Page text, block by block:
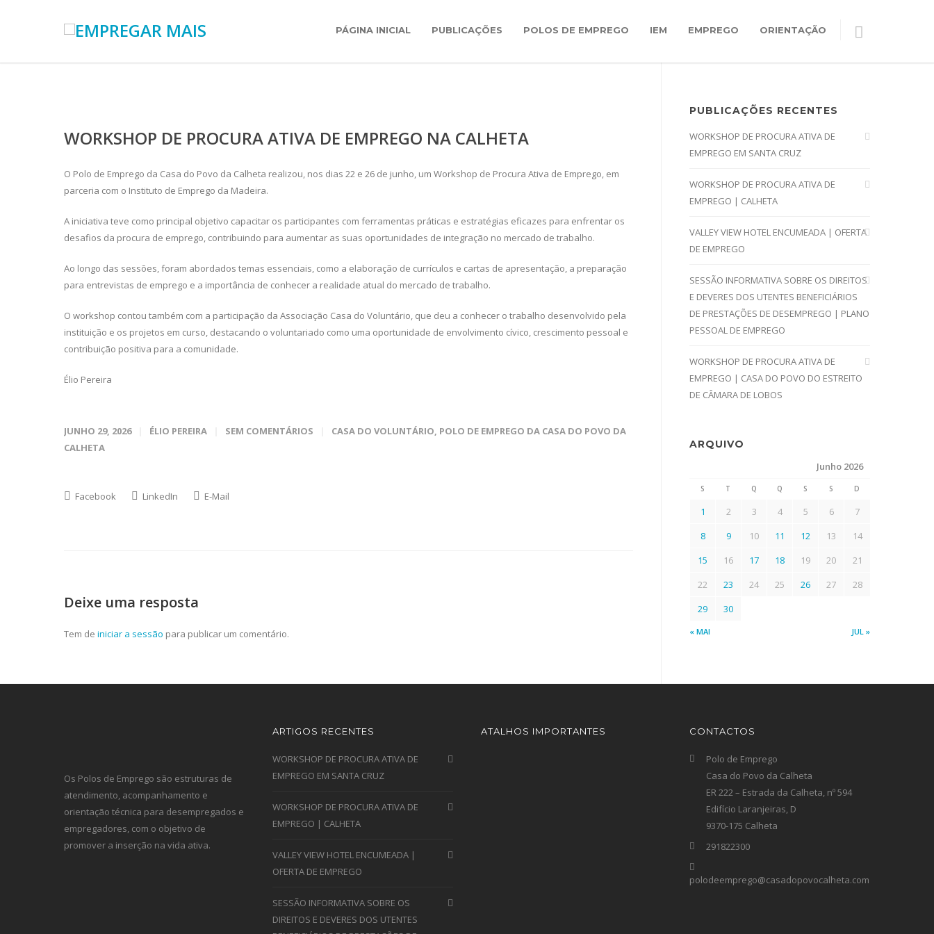
PÁGINA INICIAL PUBLICAÇÕES POLOS DE EMPREGO IEM EMPREGO ORIENTAÇÃO
WORKSHOP DE PROCURA ATIVA DE EMPREGO NA CALHETA
O Polo de Emprego da Casa do Povo da Calheta realizou, nos dias 22 e 26 de junho, um Workshop de Procura Ativa de Emprego, em
parceria com o Instituto de Emprego da Madeira.
A iniciativa teve como principal objetivo capacitar os participantes com ferramentas práticas e estratégias eficazes para enfrentar os
desafios da procura de emprego, contribuindo para aumentar as suas oportunidades de integração no mercado de trabalho.
Ao longo das sessões, foram abordados temas essenciais, como a elaboração de currículos e cartas de apresentação, a preparação
para entrevistas de emprego e a importância de conhecer a realidade atual do mercado de trabalho.
O workshop contou também com a participação da Associação Casa do Voluntário, que deu a conhecer o trabalho desenvolvido pela
instituição e os projetos em curso, destacando o voluntariado como uma oportunidade de envolvimento cívico, crescimento pessoal e
contribuição positiva para a comunidade.
Élio Pereira
JUNHO 29, 2026 ÉLIO PEREIRA SEM COMENTÁRIOS CASA DO VOLUNTÁRIO, POLO DE EMPREGO DA CASA DO POVO DA
CALHETA
Facebook LinkedIn E-Mail
Deixe uma resposta
Tem de iniciar a sessão para publicar um comentário.
PUBLICAÇÕES RECENTES
WORKSHOP DE PROCURA ATIVA DE
EMPREGO EM SANTA CRUZ
WORKSHOP DE PROCURA ATIVA DE
EMPREGO | CALHETA
VALLEY VIEW HOTEL ENCUMEADA | OFERTA
DE EMPREGO
SESSÃO INFORMATIVA SOBRE OS DIREITOS
E DEVERES DOS UTENTES BENEFICIÁRIOS
DE PRESTAÇÕES DE DESEMPREGO | PLANO
PESSOAL DE EMPREGO
WORKSHOP DE PROCURA ATIVA DE
EMPREGO | CASA DO POVO DO ESTREITO
DE CÂMARA DE LOBOS
ARQUIVO
Junho 2026
S T Q Q S S D
« MAI JUL »
1 2 3 4 5 6
7
8
9 10 11 12 13
14
15
16 17 18 19 20
21
22
23 24 25 26 27
28
29
30
Os Polos de Emprego são estruturas de
atendimento, acompanhamento e
orientação técnica para desempregados e
empregadores, com o objetivo de
promover a inserção na vida ativa.
ARTIGOS RECENTES
WORKSHOP DE PROCURA ATIVA DE
EMPREGO EM SANTA CRUZ
WORKSHOP DE PROCURA ATIVA DE
EMPREGO | CALHETA
VALLEY VIEW HOTEL ENCUMEADA |
OFERTA DE EMPREGO
SESSÃO INFORMATIVA SOBRE OS
DIREITOS E DEVERES DOS UTENTES
ATALHOS IMPORTANTES CONTACTOS
Polo de Emprego
Casa do Povo da Calheta
ER 222 – Estrada da Calheta, nº 594
Edifício Laranjeiras, D
9370-175 Calheta
291822300
polodeemprego@casadopovocalheta.com